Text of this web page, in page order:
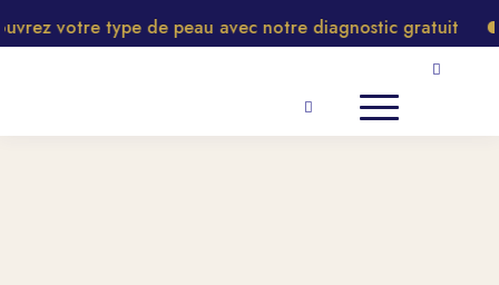
votre type de peau avec notre diagnostic gratuit